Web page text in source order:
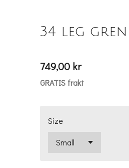
34 leg
749,00 kr
GRATIS frakt
Size